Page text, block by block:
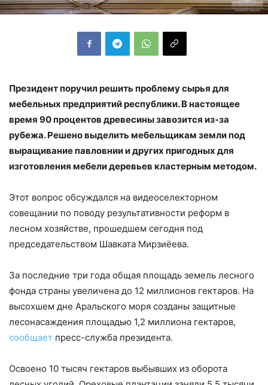
Президент поручил решить проблему сырья для
мебельных предприятий республики. В настоящее
время 90 процентов древесины завозится из-за
рубежа. Решено выделить мебельщикам земли под
выращивание павловнии и других пригодных для
изготовления мебели деревьев кластерным методом.
Этот вопрос обсуждался на видеоселекторном
совещании по поводу результативности реформ в
лесном хозяйстве, прошедшем сегодня под
председательством Шавката Мирзиёева.
За последние три года общая площадь земель лесного
фонда страны увеличена до 12 миллионов гектаров. На
высохшем дне Аральского моря созданы защитные
лесонасаждения площадью 1,2 миллиона гектаров,
сообщает пресс-служба президента.
Освоено 10 тысяч гектаров выбывших из оборота